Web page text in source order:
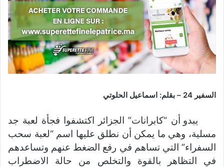
السفير 24 – بقلم: اسماعيل الحلوتي
يبدو أن “كابرانات” الجزائر اكتشفوا فجأة لعبة جد
مسلية، وهي ما يمكن أن نطلق عليها اسم “لعبة سحب
السفراء” التي تساهم في رفع الضغط عنهم وتساعدهم
في التظاهر بالقوة والتخلص من حالة الاضطراب